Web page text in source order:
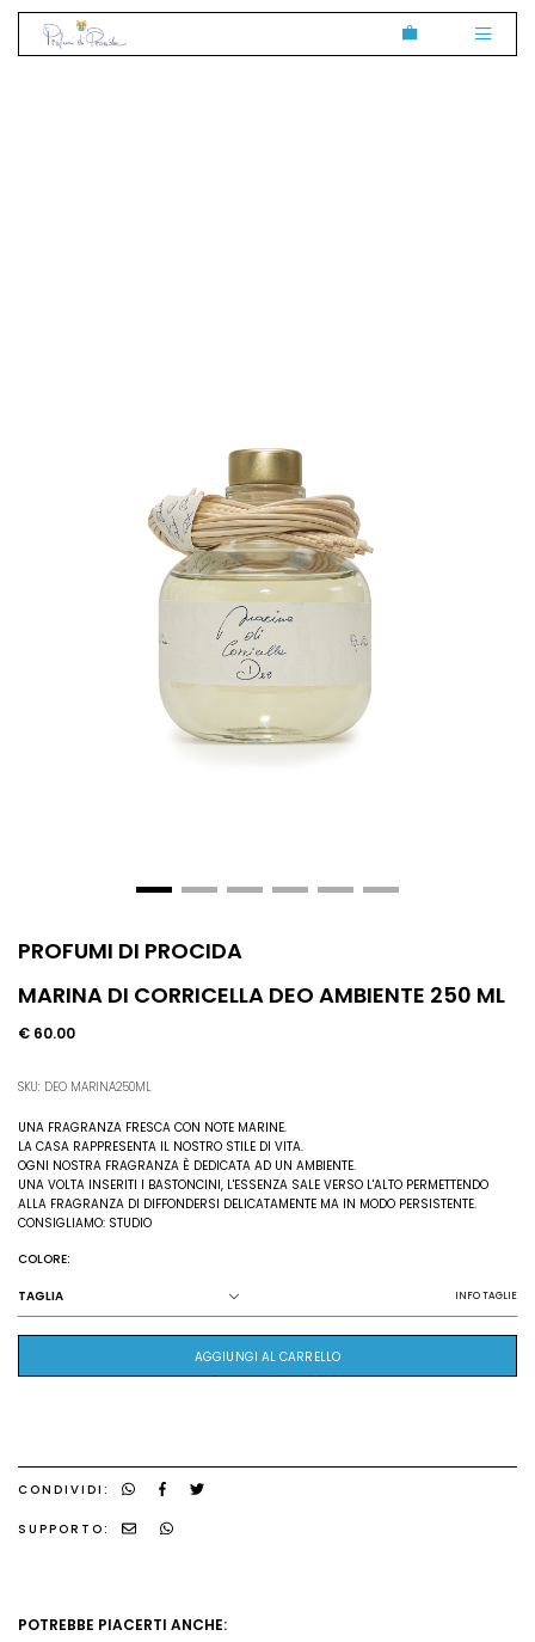
PROFUMI DI PROCIDA
MARINA DI CORRICELLA DEO AMBIENTE 250 ML
€ 60.00
SKU: DEO MARINA250ML
UNA FRAGRANZA FRESCA CON NOTE MARINE.
LA CASA RAPPRESENTA IL NOSTRO STILE DI VITA.
OGNI NOSTRA FRAGRANZA È DEDICATA AD UN AMBIENTE.
UNA VOLTA INSERITI I BASTONCINI, L'ESSENZA SALE VERSO L'ALTO PERMETTENDO
ALLA FRAGRANZA DI DIFFONDERSI DELICATAMENTE MA IN MODO PERSISTENTE.
CONSIGLIAMO: STUDIO
COLORE:
TAGLIA INFO TAGLIE
AGGIUNGI AL CARRELLO
CONDIVIDI:
SUPPORTO:
POTREBBE PIACERTI ANCHE: